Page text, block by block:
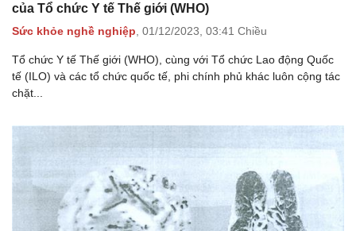
của Tổ chức Y tế Thế giới (WHO)
Sức khỏe nghề nghiệp, 01/12/2023, 03:41 Chiều
Tổ chức Y tế Thế giới (WHO), cùng với Tổ chức Lao động Quốc
tế (ILO) và các tổ chức quốc tế, phi chính phủ khác luôn cộng tác
chặt...